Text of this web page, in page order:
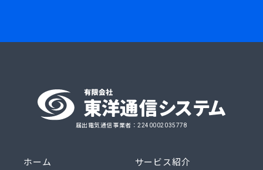
届出電気通信事業者：2240002035778
ホーム
サービス紹介